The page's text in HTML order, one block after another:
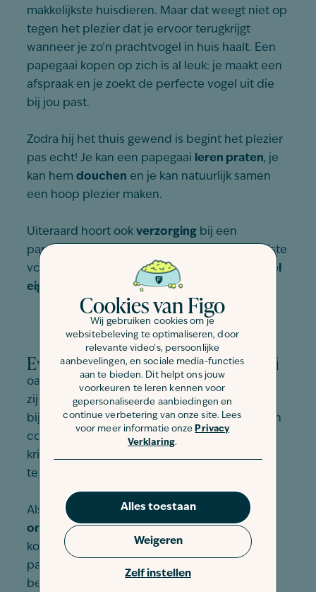
Cookies van Figo
Wij gebruiken cookies om je
websitebeleving te optimaliseren, door
relevante video's, persoonlijke
aanbevelingen, en sociale media-functies
aan te bieden. Dit helpt ons jouw
voorkeuren te leren kennen voor
gepersonaliseerde aanbiedingen en
continue verbetering van onze site. Lees
voor meer informatie onze Privacy
Verklaring.
Alles toestaan
Zelf instellen
Weigeren
makkelijkste huisdieren. Maar dat weegt niet op
tegen het plezier dat je ervoor terugkrijgt
wanneer je zo’n prachtvogel in huis haalt. Een
papegaai kopen op zich is al leuk: je maakt een
afspraak en je zoekt de perfecte vogel uit die
bij jou past.
Zodra hij het thuis gewend is begint het plezier
pas echt! Je kan een papegaai leren praten, je
kan hem douchen en je kan natuurlijk samen
een hoop plezier maken.
Uiteraard hoort ook verzorging bij een
papegaai. Denk hierbij aan
, de juiste
voeding
zoeken en natuurlijk
een comfortabel
eigen plekje
in huis creëren.
Eventuele valkuilen van een papegaai
oals gezegd kunnen papegaaien nogal lastig
zijn. Sommige papegaaien hebben
bijvoorbeeld eenextreme eigen wil . Ze vragen
constant aandacht en willen per se hun zin
krijgen. Als baasje moet je hier natuurlijk wel
tegen kunnen.
Als een papegaai zelfs begint te
schreeuwen
om aandachtkan je dit welafleren, maar het
kost veel energie. Daarnaast zijn sommige
papegaaien (plotseling) niet meer tam. Ze
beginnen je dan te pikken of doen heel